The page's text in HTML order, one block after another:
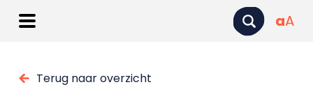
aA
Terug naar overzicht